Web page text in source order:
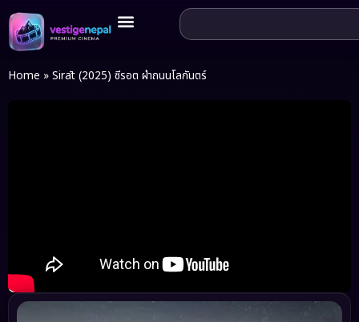
Home » Sirāt (2025) ซีรอต ฝ่าถนนโลกันตร์